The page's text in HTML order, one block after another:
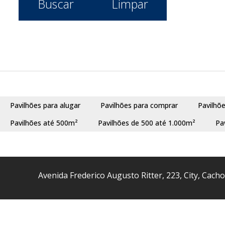
Bom Sucesso (2)
Centro (12)
Costa Do Ipiranga (2)
Costa Do Ipiranga (3)
Buscar Limpar
Pavilhões para alugar Pavilhões para comprar
Pavilhões até 500m²
Pavilhões de 500 até 1.000m²
Avenida Frederico Augusto Ritter, 223, City,